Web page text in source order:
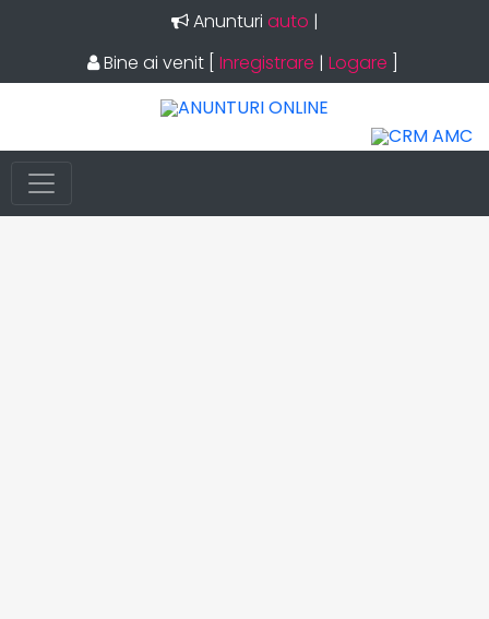
Anunturi auto |
Bine ai venit
Inregistrare | Logare